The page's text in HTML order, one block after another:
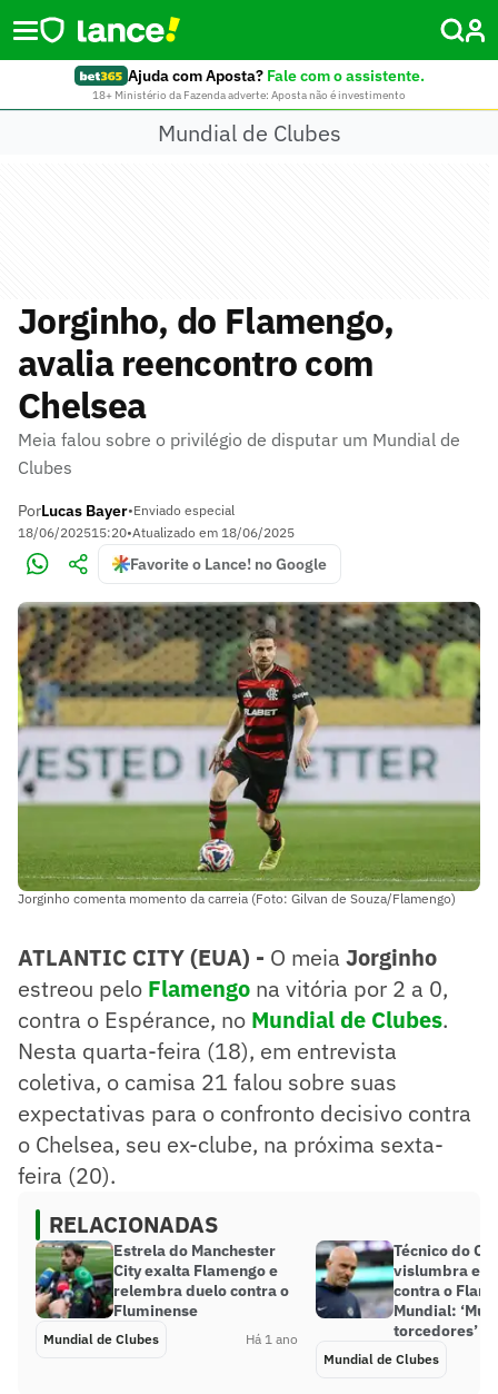
Ajuda com Aposta? Fale com o assistente.
18+ Ministério da Fazenda adverte: Aposta não é investimento
Mundial de Clubes
Jorginho, do Flamengo,
avalia reencontro com
Chelsea
Meia falou sobre o privilégio de disputar um Mundial de
Clubes
PorLucas Bayer•Enviado especial
18/06/202515:20•Atualizado em 18/06/2025
Favorite o Lance! no Google
Jorginho comenta momento da carreia (Foto: Gilvan de Souza/Flamengo)
ATLANTIC CITY (EUA) - O meia Jorginho
estreou pelo Flamengo na vitória por 2 a 0,
contra o Espérance, no Mundial de Clubes.
Nesta quarta-feira (18), em entrevista
coletiva, o camisa 21 falou sobre suas
expectativas para o confronto decisivo contra
o Chelsea, seu ex-clube, na próxima sexta-
feira (20).
RELACIONADAS
Estrela do Manchester
City exalta Flamengo e
relembra duelo contra o
Fluminense
Mundial de Clubes Há 1 ano
Técnico do
vislumbra
contra o
Mundial:
torcedores’
Mundial de Clubes